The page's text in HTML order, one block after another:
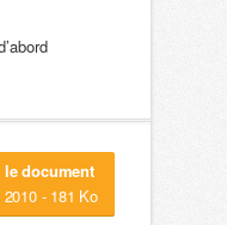
le document
- 181 Ko